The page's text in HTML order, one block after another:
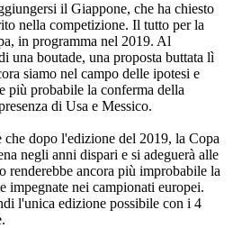
il Giappone, che ha chiesto
nella competizione. Il tutto per la
in programma nel 2019. Al
una boutade, una proposta buttata lì
siamo nel campo delle ipotesi e
più probabile la conferma della
di Usa e Messico.
che dopo l'edizione del 2019, la Copa
negli anni dispari e si adeguerà alle
renderebbe ancora più improbabile la
impegnate nei campionati europei.
l'unica edizione possibile con i 4